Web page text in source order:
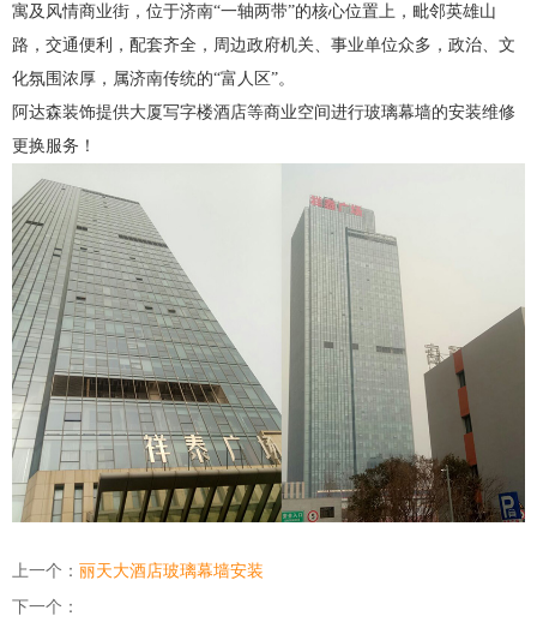
寓及风情商业街，位于济南“一轴两带”的核心位置上，毗邻英雄山
路，交通便利，配套齐全，周边政府机关、事业单位众多，政治、文
化氛围浓厚，属济南传统的“富人区”。
阿达森装饰提供大厦写字楼酒店等商业空间进行玻璃幕墙的安装维修
更换服务！
上一个： 丽天大酒店玻璃幕墙安装
下一个：